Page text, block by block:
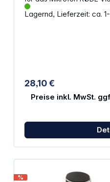
aus offenzelligem
überzogen ist, und
VideoMic GO II Für den Einsatz bei starkem Wind
Akustisch transparentes
anzubringen und zu
Lagernd, Lieferzeit: ca.
28,10 €
Preise inkl. MwSt.
%